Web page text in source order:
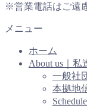
※営業電話はご遠
メニュー
ホーム
About us｜私
一般社
本拠地